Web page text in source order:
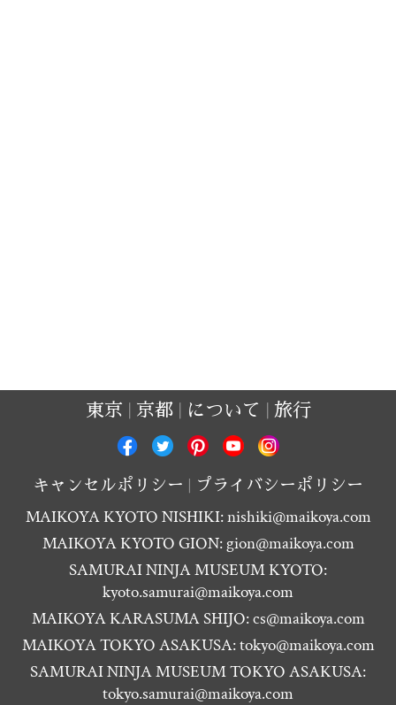
東京 京都 について 旅行
キャンセルポリシー
プライバシーポリシー
MAIKOYA KYOTO NISHIKI:nishiki@maikoya.com
MAIKOYA KYOTO GION:gion@maikoya.com
SAMURAI NINJA MUSEUM KYOTO:
kyoto.samurai@maikoya.com
MAIKOYA KARASUMA SHIJO:cs@maikoya.com
MAIKOYA TOKYO ASAKUSA:tokyo@maikoya.com
SAMURAI NINJA MUSEUM TOKYO ASAKUSA:
tokyo.samurai@maikoya.com